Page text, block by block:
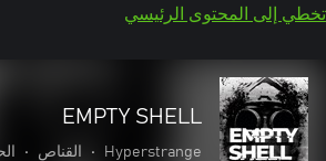
تخطي إلى المحتوى الرئيسي
EMPTY SHELL
Hyperstrange
• القناص •